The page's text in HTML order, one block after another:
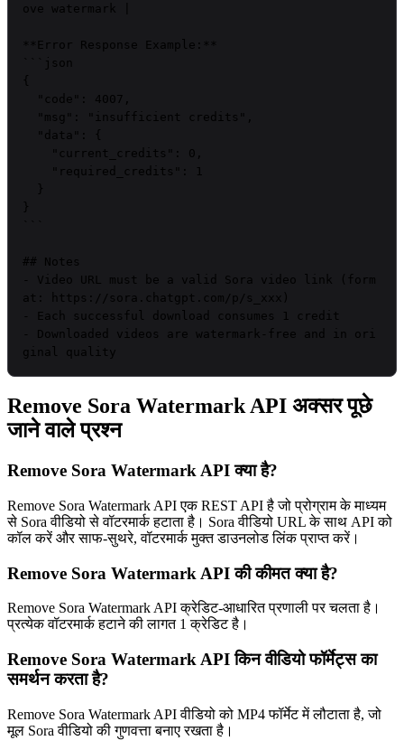
ove watermark |
**Error Response Example:**
```json
{
}
## Notes
- Video URL must be a valid Sora video link (form
at: https://sora.chatgpt.com/p/s_xxx)
- Each successful download consumes 1 credit
- Downloaded videos are watermark-free and in ori
ginal quality
Remove Sora Watermark API अक्सर पूछे
जाने वाले प्रश्न
Remove Sora Watermark API क्या है?
Remove Sora Watermark API एक REST API है जो प्रोग्राम के माध्यम
से Sora वीडियो से वॉटरमार्क हटाता है। Sora वीडियो URL के साथ API को
कॉल करें और साफ-सुथरे, वॉटरमार्क मुक्त डाउनलोड लिंक प्राप्त करें।
Remove Sora Watermark API की कीमत क्या है?
Remove Sora Watermark API क्रेडिट-आधारित प्रणाली पर चलता है।
प्रत्येक वॉटरमार्क हटाने की लागत 1 क्रेडिट है।
Remove Sora Watermark API किन वीडियो फॉर्मेट्स का
समर्थन करता है?
Remove Sora Watermark API वीडियो को MP4 फॉर्मेट में लौटाता है, जो
मूल Sora वीडियो की गुणवत्ता बनाए रखता है।